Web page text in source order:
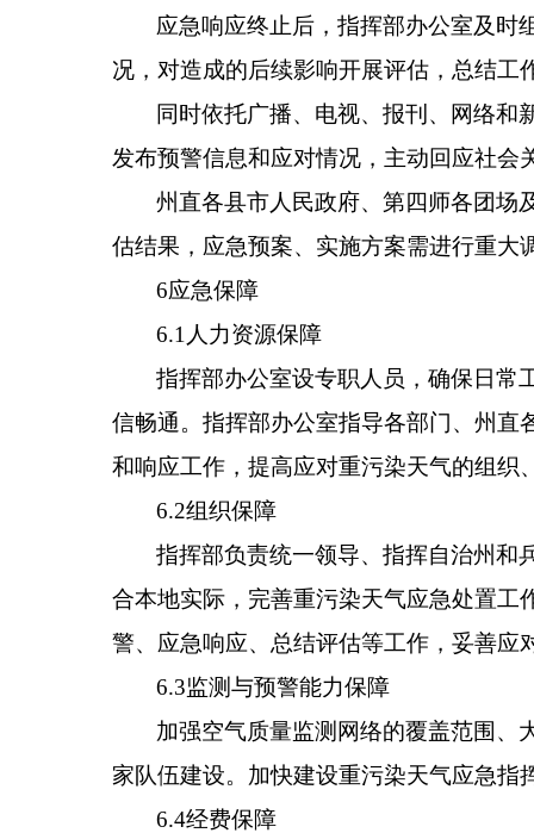
应急响应终止后，指挥部办公室及时
况，对造成的后续影响开展评估，总结工
同时依托广播、电视、报刊、网络和
发布预警信息和应对情况，主动回应社会
州直各县市人民政府、第四师各团场
估结果，应急预案、实施方案需进行重大
6应急保障
6.1 人力资源保障
指挥部办公室设专职人员，确保日常
信畅通。指挥部办公室指导各部门、 州直
和响应工作，提高应对重污染天气的组织
6.2组织保障
指挥部负责统一领导、指挥自治州和
合本地实际，完善重污染天气应急处置工
警、应急响应、总结评估等工作，妥善应
6.3监测与预警能力保障
加强空气质量监测网络的覆盖范围、
家队伍建设。 加快建设重污染天气应急指
6.4经费保障